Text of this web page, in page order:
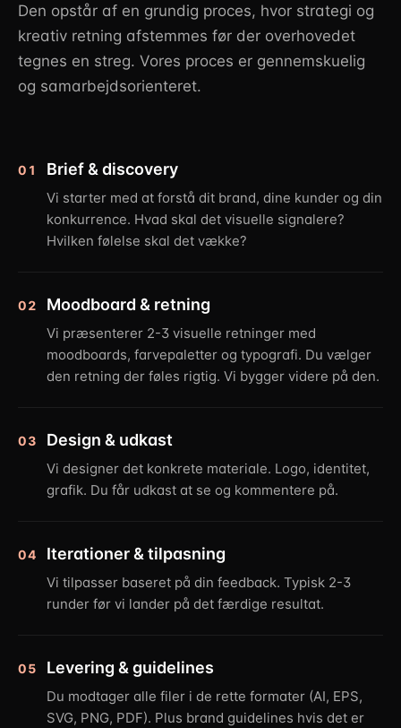
Den opstår af en grundig proces, hvor strategi og
kreativ retning afstemmes før der overhovedet
tegnes en streg. Vores proces er gennemskuelig
og samarbejdsorienteret.
01 Brief & discovery
Vi starter med at forstå dit brand, dine kunder og din
konkurrence. Hvad skal det visuelle signalere?
Hvilken følelse skal det vække?
02 Moodboard & retning
Vi præsenterer 2-3 visuelle retninger med
moodboards, farvepaletter og typografi. Du vælger
den retning der føles rigtig. Vi bygger videre på den.
03 Design & udkast
Vi designer det konkrete materiale. Logo, identitet,
grafik. Du får udkast at se og kommentere på.
04 Iterationer & tilpasning
Vi tilpasser baseret på din feedback. Typisk 2-3
runder før vi lander på det færdige resultat.
05 Levering & guidelines
Du modtager alle filer i de rette formater (AI, EPS,
SVG, PNG, PDF). Plus brand guidelines hvis det er